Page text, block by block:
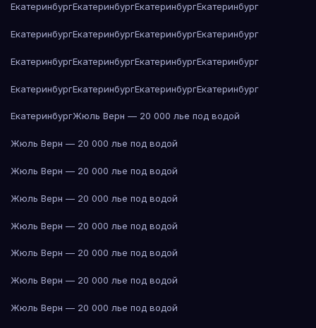
ЕкатеринбургЕкатеринбургЕкатеринбургЕкатеринбург
ЕкатеринбургЕкатеринбургЕкатеринбургЕкатеринбург
ЕкатеринбургЕкатеринбургЕкатеринбургЕкатеринбург
ЕкатеринбургЕкатеринбургЕкатеринбургЕкатеринбург
ЕкатеринбургЖюль Верн — 20 000 лье под водой
Жюль Верн — 20 000 лье под водой
Жюль Верн — 20 000 лье под водой
Жюль Верн — 20 000 лье под водой
Жюль Верн — 20 000 лье под водой
Жюль Верн — 20 000 лье под водой
Жюль Верн — 20 000 лье под водой
Жюль Верн — 20 000 лье под водой